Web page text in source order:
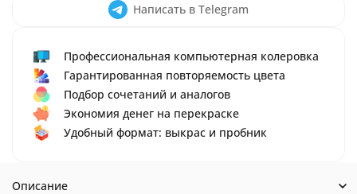
Написать в Telegram
Профессиональная компьютерная колеровка
Гарантированная повторяемость цвета
Подбор сочетаний и аналогов
Экономия денег на перекраске
Удобный формат: выкрас и пробник
Описание